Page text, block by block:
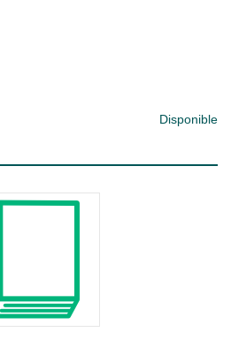
Disponible